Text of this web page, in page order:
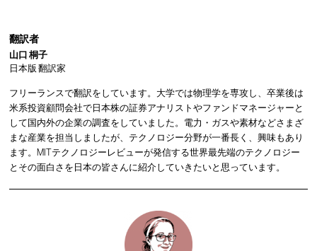
翻訳者
山口 桐子
日本版 翻訳家
フリーランスで翻訳をしています。大学では物理学を専攻し、卒業後は
米系投資顧問会社で日本株の証券アナリストやファンドマネージャーと
して国内外の企業の調査をしていました。電力・ガスや素材などさまざ
まな産業を担当しましたが、テクノロジー分野が一番長く、興味もあり
ます。MITテクノロジーレビューが発信する世界最先端のテクノロジー
とその面白さを日本の皆さんに紹介していきたいと思っています。